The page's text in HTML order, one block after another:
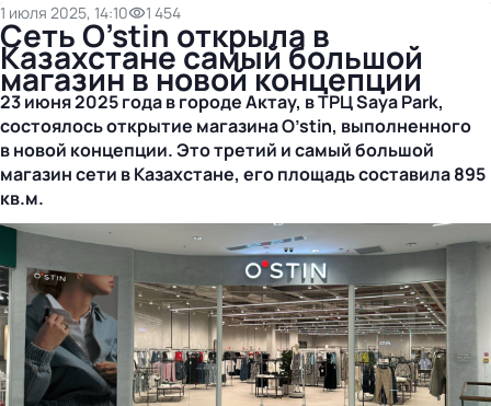
1 июля 2025, 14:10 1 454
Сеть O’stin открыла в
Казахстане самый большой
магазин в новой концепции
23 июня 2025 года в городе Актау, в ТРЦ Saya Park,
состоялось открытие магазина O’stin, выполненного
в новой концепции. Это третий и самый большой
магазин сети в Казахстане, его площадь составила 895
кв.м.